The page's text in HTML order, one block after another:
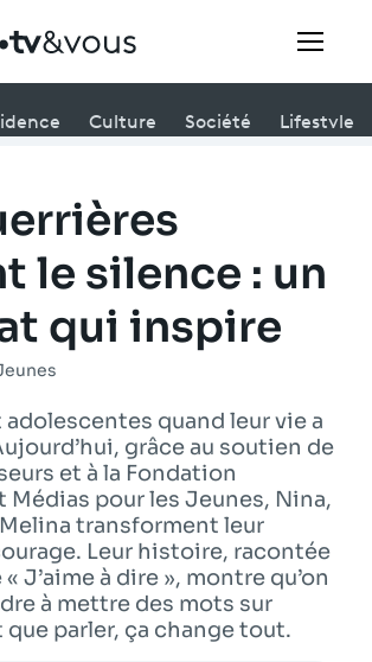
à une émission
Culture Société Lifestyle
le silence : un
qui inspire
adolescentes quand leur vie a
grâce au soutien de
et à la Fondation
Médias pour les Jeunes, Nina,
transforment leur
Leur histoire, racontée
J’aime à dire », montre qu’on
à mettre des mots sur
parler, ça change tout.